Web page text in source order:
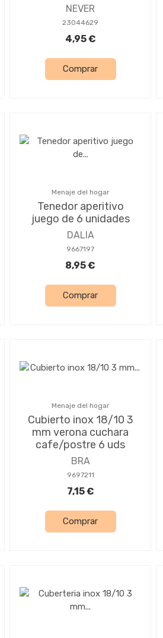
NEVER
23044629
4,95 €
Comprar
Menaje del hogar
Tenedor aperitivo
juego de 6 unidades
DALIA
9667197
8,95 €
Comprar
Menaje del hogar
Cubierto inox 18/10 3
mm verona cuchara
cafe/postre 6 uds
BRA
9697211
7,15 €
Comprar